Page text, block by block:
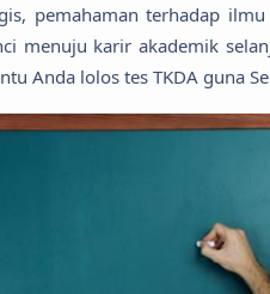
pemahaman terhadap
menuju karir akademik
Anda lolos tes TKDA guna